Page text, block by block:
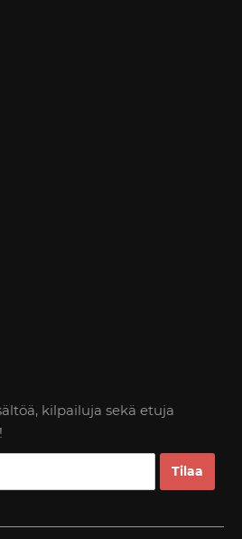
kilpailuja sekä etuja